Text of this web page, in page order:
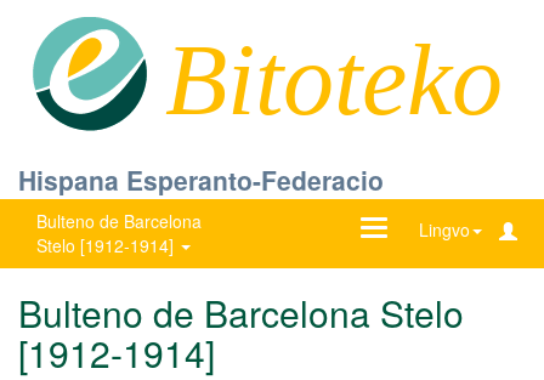
Bitoteko
Hispana Esperanto-Federacio
Bulteno de Barcelona
Stelo [1912-1914]
Lingvo
Ŝanĝu
Bulteno de Barcelona Stelo
[1912-1914]